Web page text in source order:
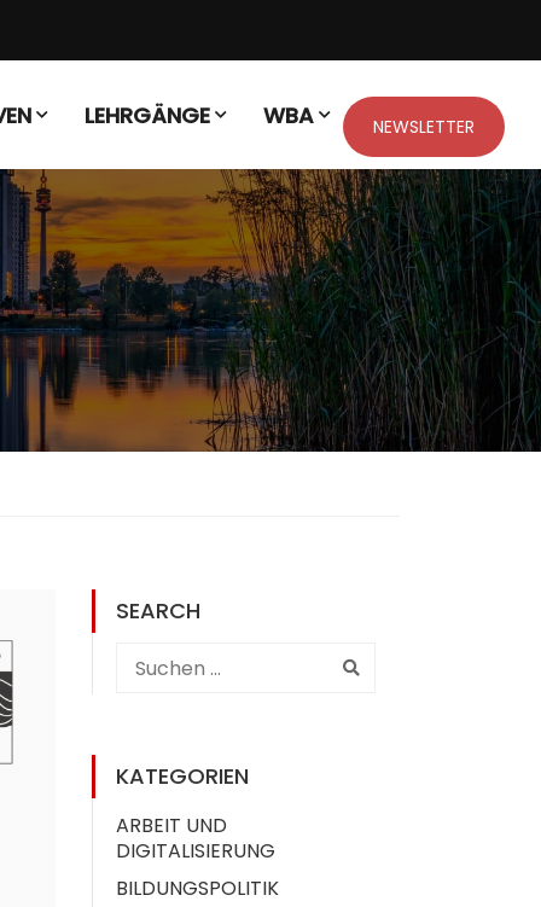
LEHRGÄNGE WBA NEWSLETTER
SEARCH
KATEGORIEN
ARBEIT UND
DIGITALISIERUNG
BILDUNGSPOLITIK